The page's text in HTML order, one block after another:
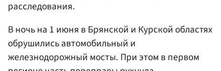
расследования.
В ночь на 1 июня в Брянской и Курской областях
обрушились автомобильный и
железнодорожный мосты. При этом в первом